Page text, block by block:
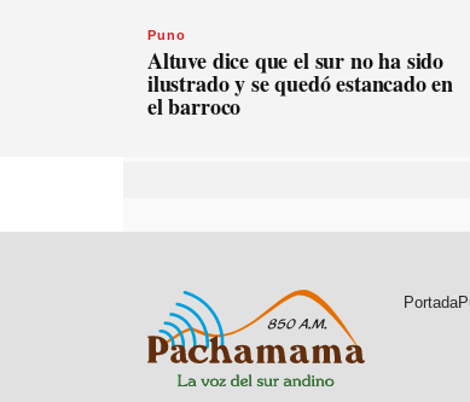
Puno
Altuve dice que el sur no ha sido
ilustrado y se quedó estancado en
el barroco
Portada